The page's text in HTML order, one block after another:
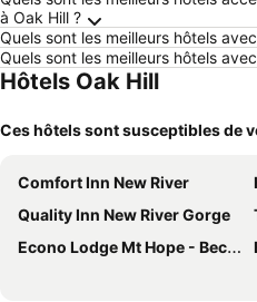
à Oak Hill ?
Quels sont les meilleurs hôtels
Quels sont les meilleurs hôtels
Hôtels Oak Hill
Ces hôtels sont susceptibles de
Comfort Inn New River
Quality Inn New River Gorge
Econo Lodge Mt Hope - Beckley North